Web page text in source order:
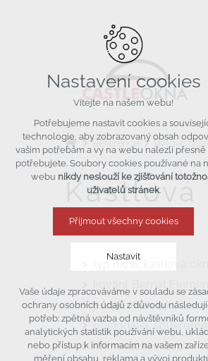
Reference Bytové
typ okna: kastlová
kování: Bernat
počet oken: 5 ks
objednatel: soukromá
rok realizace: 2024
Nastavení cookies
Vítejte na našem webu!
Potřebujeme nastavit cookies a
technologie, aby zobrazovaný obsah
vašim potřebám a vy na webu nalezli přesně
potřebujete. Soubory cookies používané na
webu nikdy neslouží ke zjišťování
uživatelů stránek.
Přijmout všechny cookies
Nastavit
Technická cookies
nutná pro provozování webu
udržení kontextu stránek (session):
případná přihlášení, volby jazyka,
Vaše údaje zpracováváme v souladu se
ochrany osobních údajů z důvodu
potřeb: zpětná vazba od návštěvníků
analytických statistik používání webu,
nebo přístup k informacím na vašem
měření obsahu, reklama a vývoj